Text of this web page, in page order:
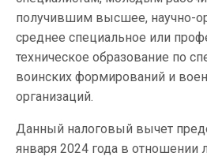
получившим высшее, научно-
среднее специальное или
техническое образование по
воинских формирований и
организаций.
Данный налоговый вычет
января 2024 года в отношении